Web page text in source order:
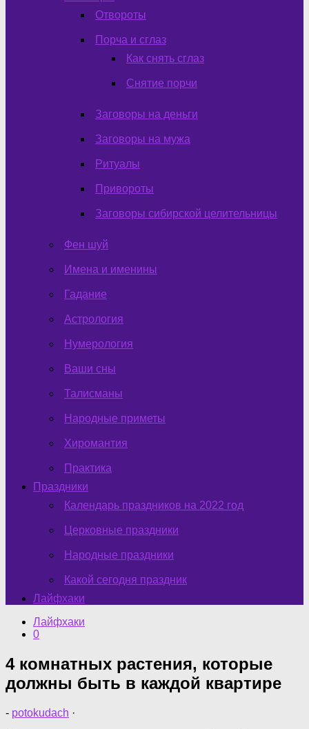
Отвороты
Порча и сглаз
Как снять сглаз
Снятие порчи
Заговоры на деньги
Заговоры на мужа
Ритуалы
Привороты
Заговоры сибирской целительницы
Фен шуй
Имена и именины
Гадание
Астрология
Нумерология
Ваши сны
Талисманы
Народные приметы
Хиромантия
Практика
Праздники
Календарь праздников на 2022 год
Церковные праздники
Народные праздники
Какой сегодня праздник
Лайфхаки
Лайфхаки
0
4 комнатных растения, которые
должны быть в каждой квартире
- potokudach ·